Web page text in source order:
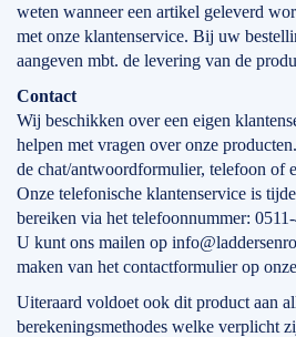
weten wanneer een artikel geleverd
met onze klantenservice. Bij uw
aangeven mbt. de levering van de
Contact
Wij beschikken over een eigen
helpen met vragen over onze
de chat/antwoordformulier, telefoon of
Onze telefonische klantenservice is
bereiken via het telefoonnummer:
U kunt ons mailen op
maken van het contactformulier op
Uiteraard voldoet ook dit product aan
berekeningsmethodes welke verplicht